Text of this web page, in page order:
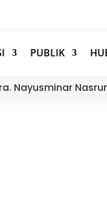
PUBLIK
Nayusminar